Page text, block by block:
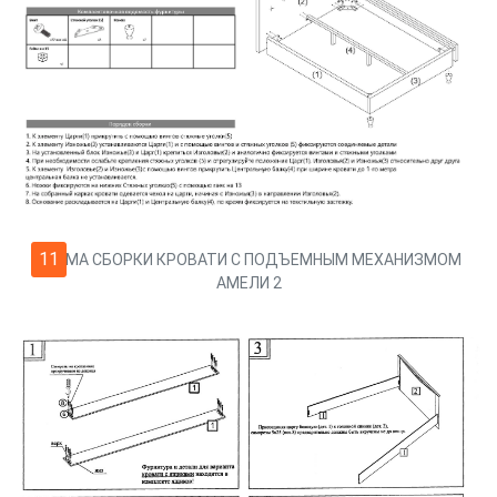
11
СХЕМА СБОРКИ КРОВАТИ С ПОДЪЕМНЫМ МЕХАНИЗМОМ
АМЕЛИ 2